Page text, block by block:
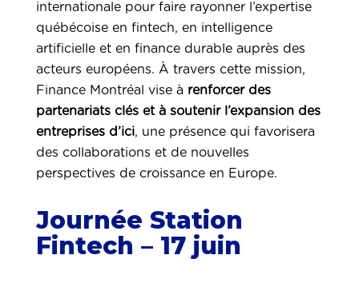
internationale pour faire rayonner l’expertise
québécoise en fintech, en intelligence
artificielle et en finance durable auprès des
acteurs européens. À travers cette mission,
Finance Montréal vise à renforcer des
partenariats clés et à soutenir l’expansion des
entreprises d’ici, une présence qui favorisera
des collaborations et de nouvelles
perspectives de croissance en Europe.
Journée Station
Fintech – 17 juin